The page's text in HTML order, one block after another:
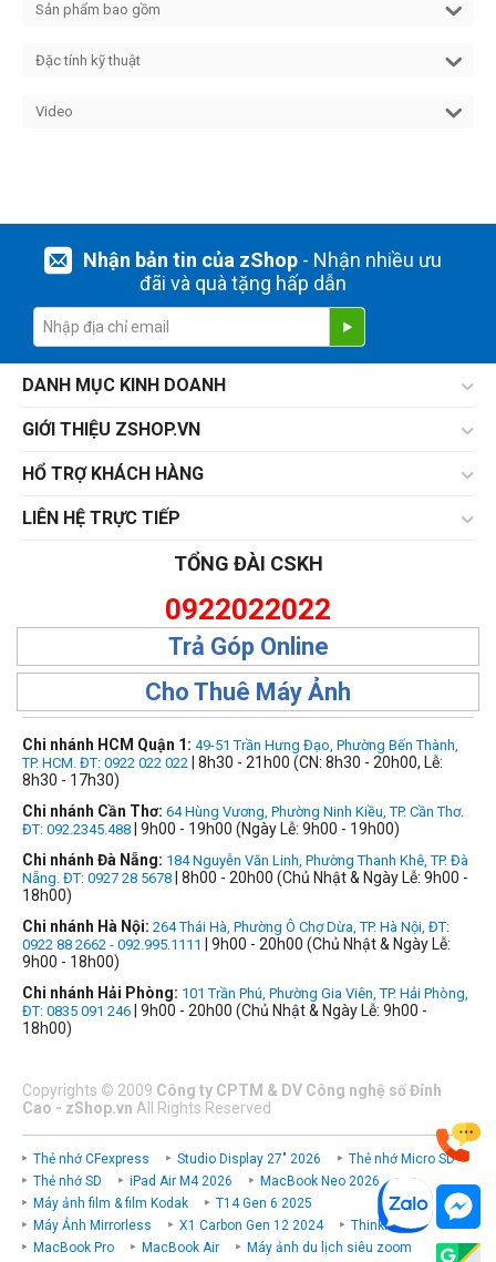
Sản phẩm bao gồm
Đặc tính kỹ thuật
Video
Nhận bản tin của zShop- Nhận nhiều ưu
đãi và quà tặng hấp dẫn
DANH MỤC KINH DOANH
GIỚI THIỆU ZSHOP.VN
HỔ TRỢ KHÁCH HÀNG
LIÊN HỆ TRỰC TIẾP
TỔNG ĐÀI CSKH
0922022022
Trả Góp Online
Cho Thuê Máy Ảnh
Chi nhánh HCM Quận 1: 49-51 Trần Hưng Đạo, Phường Bến Thành,
TP. HCM. ĐT: 0922 022 022 | 8h30 - 21h00 (CN: 8h30 - 20h00, Lễ:
8h30 - 17h30)
Chi nhánh Cần Thơ: 64 Hùng Vương, Phường Ninh Kiều, TP. Cần Thơ.
ĐT: 092.2345.488 | 9h00 - 19h00 (Ngày Lễ: 9h00 - 19h00)
Chi nhánh Đà Nẵng: 184 Nguyễn Văn Linh, Phường Thanh Khê, TP. Đà
Nẵng. ĐT: 0927 28 5678 | 8h00 - 20h00 (Chủ Nhật & Ngày Lễ: 9h00 -
18h00)
Chi nhánh Hà Nội: 264 Thái Hà, Phường Ô Chợ Dừa, TP. Hà Nội, ĐT:
0922 88 2662 - 092.995.1111
| 9h00 - 20h00 (Chủ Nhật & Ngày Lễ:
9h00 - 18h00)
Chi nhánh Hải Phòng: 101 Trần Phú, Phường Gia Viên, TP. Hải Phòng,
ĐT: 0835 091 246 | 9h00 - 20h00 (Chủ Nhật & Ngày Lễ: 9h00 -
18h00)
Copyrights © 2009 Công ty CPTM & DV Công nghệ số Đỉnh
Cao - zShop.vn All Rights Reserved
Thẻ nhớ CFexpress Studio Display 27" 2026
Thẻ nhớ Micro SD
Thẻ nhớ SD
iPad Air M4 2026
MacBook Neo 2026
Máy ảnh film & film Kodak
T14 Gen 6 2025
Máy Ảnh Mirrorless
X1 Carbon Gen 12 2024
ThinkPad P
MacBook Pro
MacBook Air Máy ảnh du lịch siêu zoom